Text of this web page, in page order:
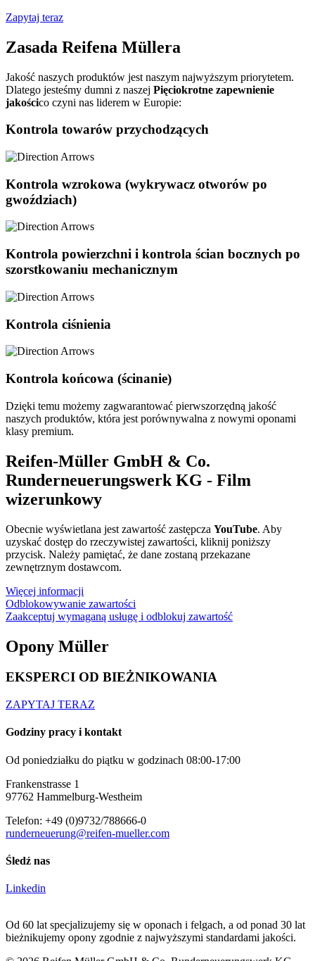
Zapytaj teraz
Zasada Reifena Müllera
Jakość naszych produktów jest naszym najwyższym priorytetem.
Dlatego jesteśmy dumni z naszej Pięciokrotne zapewnienie
jakościco czyni nas liderem w Europie:
Kontrola towarów przychodzących
Kontrola wzrokowa (wykrywacz otworów po
gwoździach)
Kontrola powierzchni i kontrola ścian bocznych po
szorstkowaniu mechanicznym
Kontrola ciśnienia
Kontrola końcowa (ścinanie)
Dzięki temu możemy zagwarantować pierwszorzędną jakość
naszych produktów, która jest porównywalna z nowymi oponami
klasy premium.
Reifen-Müller GmbH & Co.
Runderneuerungswerk KG - Film
wizerunkowy
Obecnie wyświetlana jest zawartość zastępcza YouTube. Aby
uzyskać dostęp do rzeczywistej zawartości, kliknij poniższy
przycisk. Należy pamiętać, że dane zostaną przekazane
zewnętrznym dostawcom.
Więcej informacji
Odblokowywanie zawartości
Zaakceptuj wymaganą usługę i odblokuj zawartość
Opony Müller
EKSPERCI OD BIEŻNIKOWANIA
ZAPYTAJ TERAZ
Godziny pracy i kontakt
Od poniedziałku do piątku w godzinach 08:00-17:00
Frankenstrasse 1
97762 Hammelburg-Westheim
Telefon: +49 (0)9732/788666-0
runderneuerung@reifen-mueller.com
Śledź nas
Linkedin
Od 60 lat specjalizujemy się w oponach i felgach, a od ponad 30 lat
bieżnikujemy opony zgodnie z najwyższymi standardami jakości.